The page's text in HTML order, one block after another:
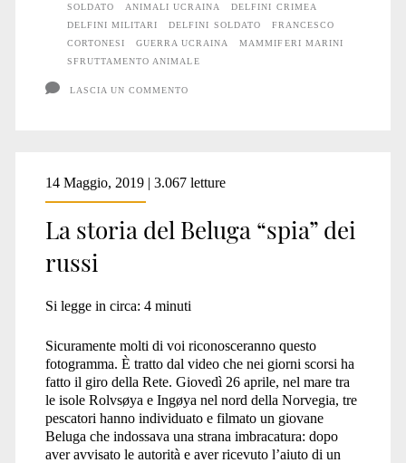
la
guerra
SOLDATO
ANIMALI UCRAINA
DELFINI CRIMEA
DELFINI MILITARI
DELFINI SOLDATO
FRANCESCO
CORTONESI
GUERRA UCRAINA
MAMMIFERI MARINI
SFRUTTAMENTO ANIMALE
LASCIA UN COMMENTO
14 Maggio, 2019 | 3.067 letture
La storia del Beluga “spia” dei
russi
Si legge in circa: 4 minuti
Sicuramente molti di voi riconosceranno questo
fotogramma. È tratto dal video che nei giorni scorsi ha
fatto il giro della Rete. Giovedì 26 aprile, nel mare tra
le isole Rolvsøya e Ingøya nel nord della Norvegia, tre
pescatori hanno individuato e filmato un giovane
Beluga che indossava una strana imbracatura: dopo
aver avvisato le autorità e aver ricevuto l’aiuto di un